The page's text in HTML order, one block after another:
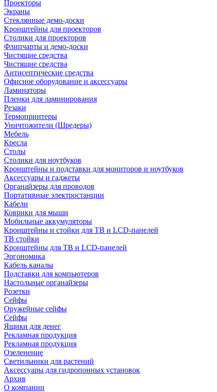
Проекторы
Экраны
Стеклянные демо-доски
Кронштейны для проекторов
Столики для проекторов
Флипчарты и демо-доски
Чистящие средства
Чистящие средства
Антисептические средства
Офисное оборудование и аксессуары
Ламинаторы
Пленки для ламинирования
Резаки
Термопринтеры
Уничтожители (Шредеры)
Мебель
Кресла
Столы
Столики для ноутбуков
Кронштейны и подставки для мониторов и ноутбуков
Аксессуары и гаджеты
Органайзеры для проводов
Портативные электростанции
Кабели
Коврики для мыши
Мобильные аккумуляторы
Кронштейны и стойки для ТВ и LCD-панелей
ТВ стойки
Кронштейны для ТВ и LCD-панелей
Эргономика
Кабель каналы
Подставки для компьютеров
Настольные органайзеры
Розетки
Сейфы
Оружейные сейфы
Сейфы
Ящики для денег
Рекламная продукция
Рекламная продукция
Озеленение
Светильники для растений
Аксессуары для гидропонных установок
Архив
О компании